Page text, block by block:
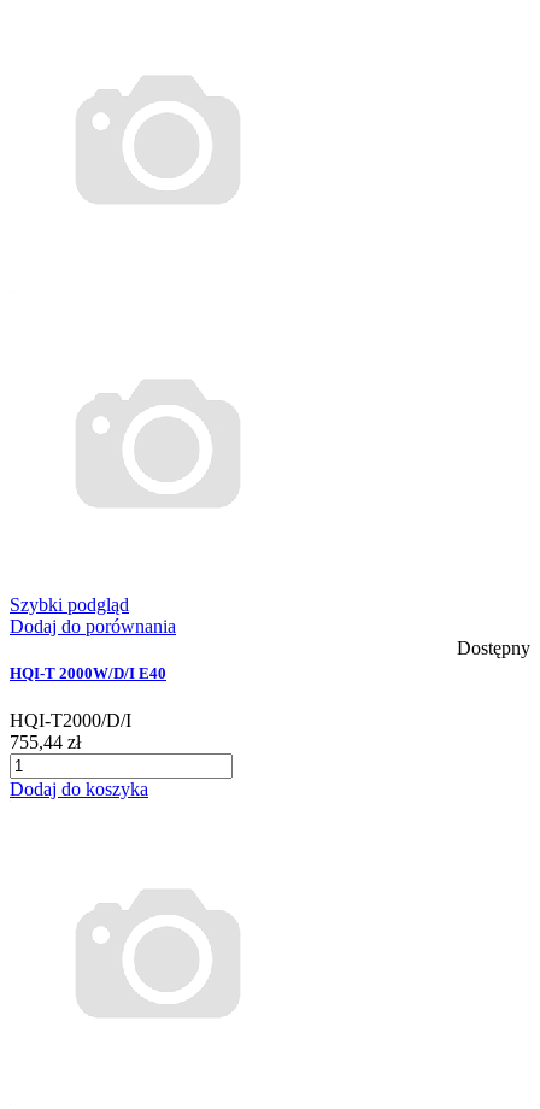
Szybki podgląd
Dodaj do porównania
Dostępny
HQI-T 2000W/D/I E40
HQI-T2000/D/I
755,44 zł
Dodaj do koszyka